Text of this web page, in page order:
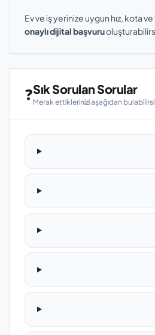
Ev ve iş yerinize uygun hız, kota
onaylı dijital başvuru
❓Sık Sorulan Sorular
Merak ettiklerinizi aşağıdan